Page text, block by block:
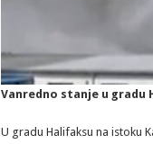
Vanredno stanje u gradu
U gradu Halifaksu na istoku